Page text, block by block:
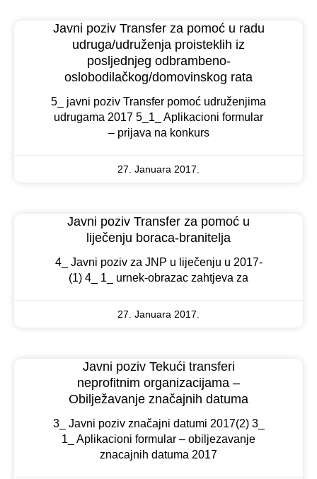
Javni poziv Transfer za pomoć u radu
udruga/udruženja proisteklih iz
posljednjeg odbrambeno-
oslobodilačkog/domovinskog rata
5_ javni poziv Transfer pomoć udruženjima
udrugama 2017 5_1_ Aplikacioni formular
– prijava na konkurs
27. Januara 2017.
Javni poziv Transfer za pomoć u
liječenju boraca-branitelja
4_ Javni poziv za JNP u liječenju u 2017-
(1) 4_ 1_ urnek-obrazac zahtjeva za
27. Januara 2017.
Javni poziv Tekući transferi
neprofitnim organizacijama –
Obilježavanje značajnih datuma
3_ Javni poziv značajni datumi 2017(2) 3_
1_ Aplikacioni formular – obiljezavanje
znacajnih datuma 2017